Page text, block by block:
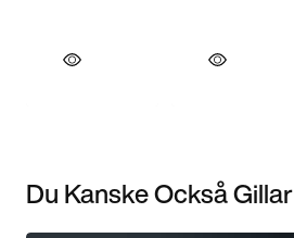
Du Kanske Också Gillar